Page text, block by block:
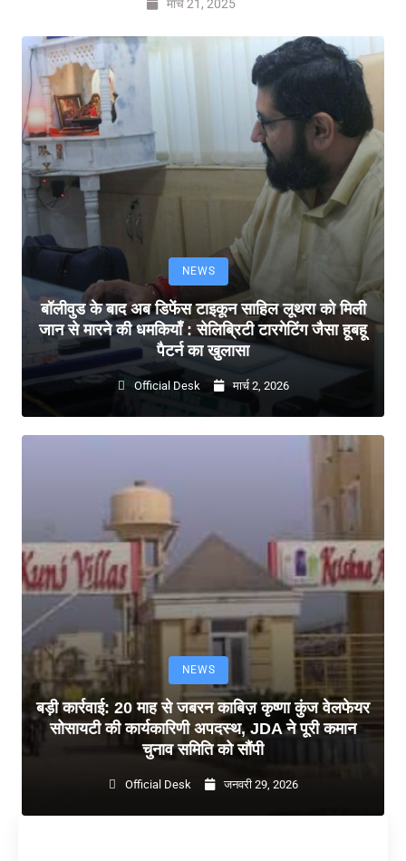
मार्च 21, 2025
NEWS
बॉलीवुड के बाद अब डिफेंस टाइकून साहिल लूथरा को मिली
जान से मारने की धमकियाँ : सेलिब्रिटी टारगेटिंग जैसा हूबहू
पैटर्न का खुलासा
Official Desk मार्च 2, 2026
NEWS
बड़ी कार्रवाई: 20 माह से जबरन काबिज़ कृष्णा कुंज वेलफेयर
सोसायटी की कार्यकारिणी अपदस्थ, JDA ने पूरी कमान
चुनाव समिति को सौंपी
Official Desk जनवरी 29, 2026